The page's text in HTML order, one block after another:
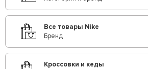
Все товары Nike
Бренд
Кроссовки и кеды